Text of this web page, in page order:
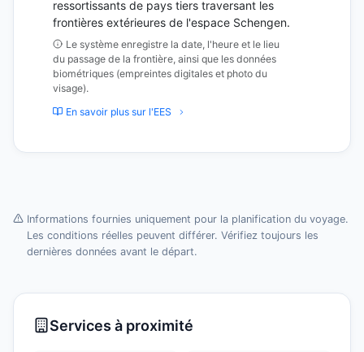
ressortissants de pays tiers traversant les
frontières extérieures de l'espace Schengen.
Le système enregistre la date, l'heure et le lieu
du passage de la frontière, ainsi que les données
biométriques (empreintes digitales et photo du
visage).
En savoir plus sur l'EES
Informations fournies uniquement pour la planification du voyage.
Les conditions réelles peuvent différer. Vérifiez toujours les
dernières données avant le départ.
Services à proximité